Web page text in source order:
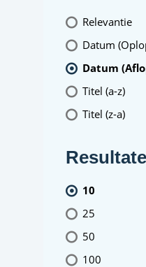
Relevantie
Datum
Datum
Titel (a-z)
Titel (z-a)
10
25
50
100